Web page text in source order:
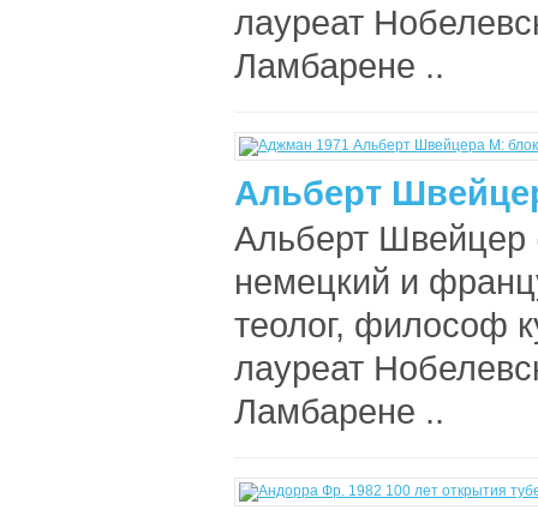
лауреат
Ламбарене ..
Альберт
Альберт
немецкий и
теолог, философ
лауреат
Ламбарене ..